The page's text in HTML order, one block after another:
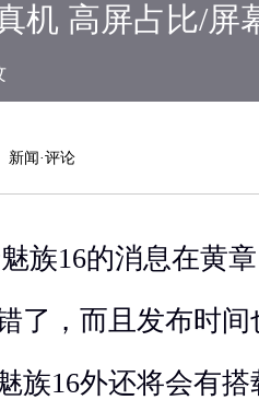
机 高屏占比/屏
新闻·评论
族16的消息在黄
了，而且发布时
族16外还将会有